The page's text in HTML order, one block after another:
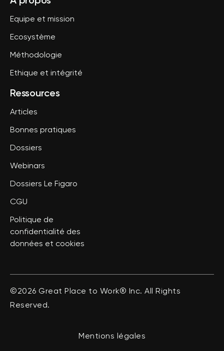
Equipe et mission
Ecosystème
Méthodologie
Ethique et intégrité
Ressources
Articles
Bonnes pratiques
Dossiers
Webinars
Dossiers Le Figaro
CGU
Politique de
confidentialité des
données et cookies
©2026 Great Place to Work® Inc. All Rights
Reserved.
Mentions légales